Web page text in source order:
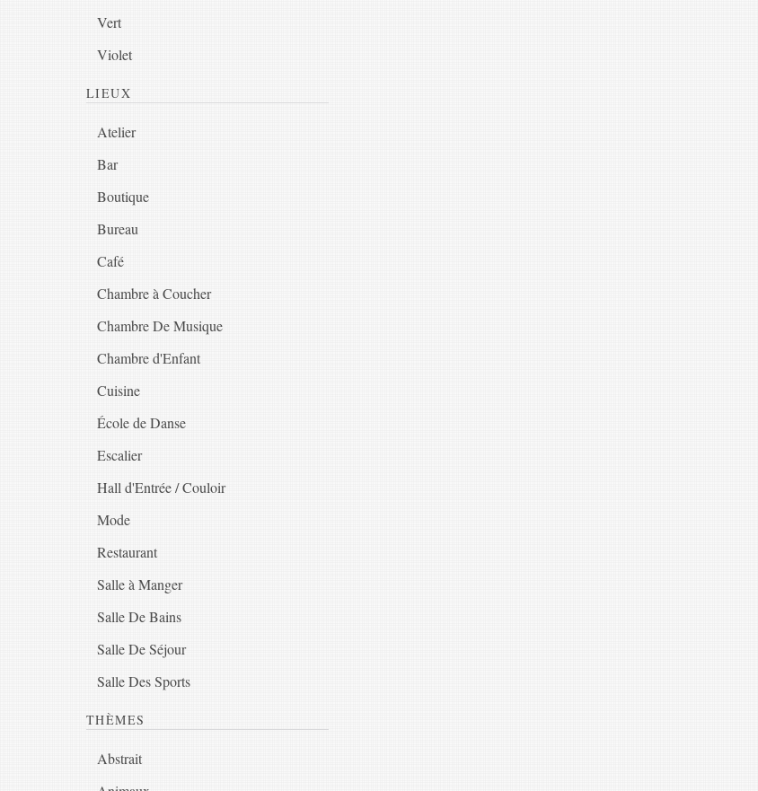
Vert
Violet
LIEUX
Atelier
Bar
Boutique
Bureau
Café
Chambre à Coucher
Chambre De Musique
Chambre d'Enfant
Cuisine
École de Danse
Escalier
Hall d'Entrée / Couloir
Mode
Restaurant
Salle à Manger
Salle De Bains
Salle De Séjour
Salle Des Sports
THÈMES
Abstrait